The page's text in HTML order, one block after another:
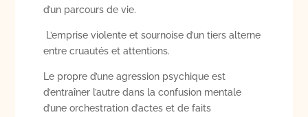
d’un parcours de vie.
L’emprise violente et sournoise d’un tiers alterne
entre cruautés et attentions.
Le propre d’une agression psychique est
d’entraîner l’autre dans la confusion mentale
d’une orchestration d’actes et de faits